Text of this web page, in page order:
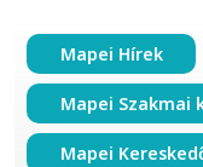
Mapei Hírek
Mapei Szakmai
Mapei